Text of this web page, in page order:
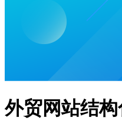
外贸网站结